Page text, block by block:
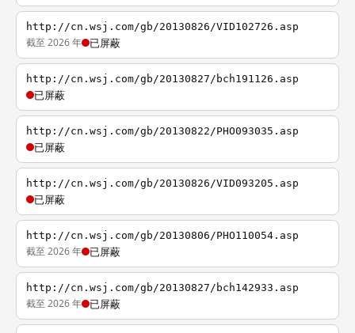
http://cn.wsj.com/gb/20130826/VID102726.asp
截至 2026 年 已屏蔽
http://cn.wsj.com/gb/20130827/bch191126.asp
已屏蔽
http://cn.wsj.com/gb/20130822/PHO093035.asp
已屏蔽
http://cn.wsj.com/gb/20130826/VID093205.asp
已屏蔽
http://cn.wsj.com/gb/20130806/PHO110054.asp
截至 2026 年 已屏蔽
http://cn.wsj.com/gb/20130827/bch142933.asp
截至 2026 年 已屏蔽